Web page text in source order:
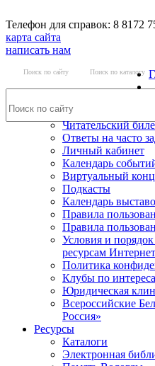
Телефон для справок: 8 8172
карта сайта
написать нам
Поиск по сайту Поиск по каталогу
Читательский
Ответы на часто
Личный кабинет
Календарь
Виртуальный
Подкасты
Календарь
Правила
Правила
Условия и
ресурсам Интернет
Политика
Клубы по
Юридическая
Всероссийские
Россия»
Ресурсы
Каталоги
Электронная